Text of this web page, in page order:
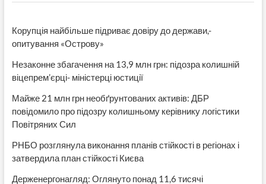
Корупція найбільше підриває довіру до держави,-
опитування «Острову»
Незаконне збагачення на 13,9 млн грн: підозра колишній
віцепрем’єрці- міністерці юстиції
Майже 21 млн грн необґрунтованих активів: ДБР
повідомило про підозру колишньому керівнику логістики
Повітряних Сил
РНБО розглянула виконання планів стійкості в регіонах і
затвердила план стійкості Києва
Держенергонагляд: Оглянуто понад 11,6 тисячі